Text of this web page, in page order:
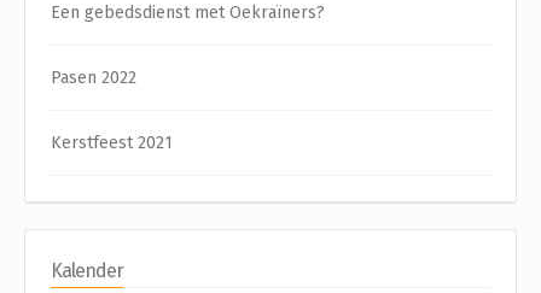
Een gebedsdienst met Oekraïners?
Pasen 2022
Kerstfeest 2021
Kalender